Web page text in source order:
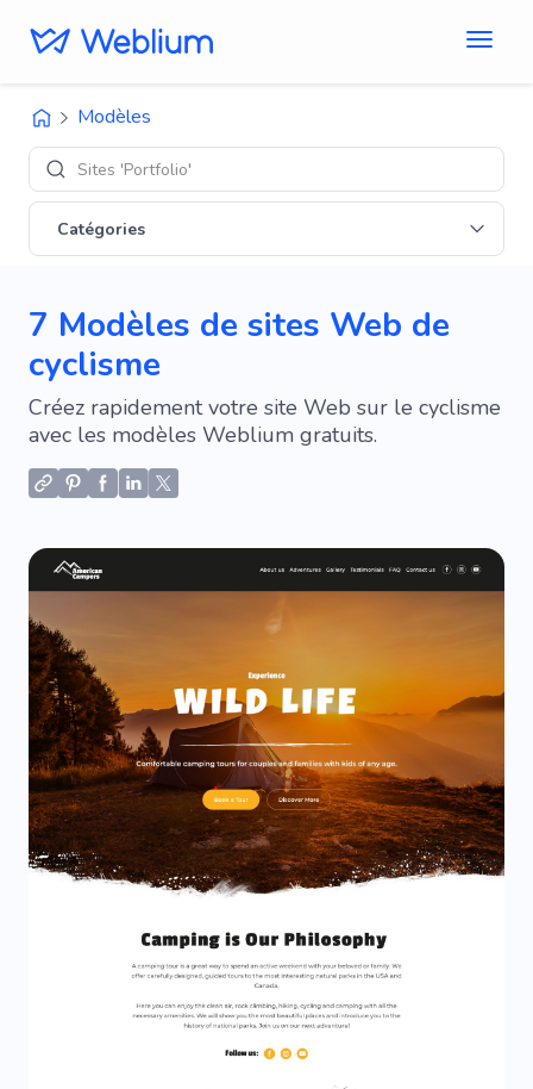
Modèles
De
Catégories
7 Modèles de sites Web de
cyclisme
Créez rapidement votre site Web sur le cyclisme
avec les modèles Weblium gratuits.